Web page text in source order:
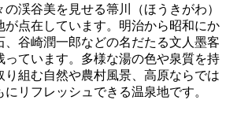
渓谷美を見せる箒川（ほうきがわ）
が点在しています。明治から昭和にか
、谷崎潤一郎などの名だたる文人墨客
っています。多様な湯の色や泉質を持
り組む自然や農村風景、高原ならでは
リフレッシュできる温泉地です。